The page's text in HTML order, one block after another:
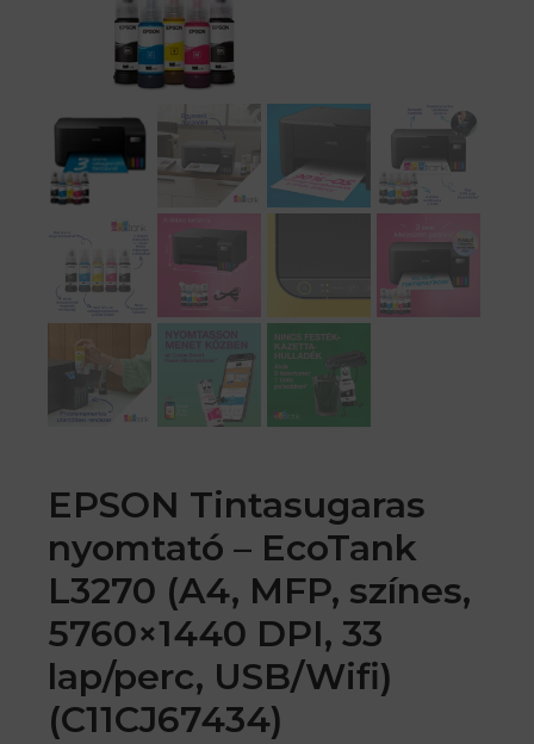
EPSON Tintasugaras
nyomtató – EcoTank
L3270 (A4, MFP, színes,
5760×1440 DPI, 33
lap/perc, USB/Wifi)
(C11CJ67434)